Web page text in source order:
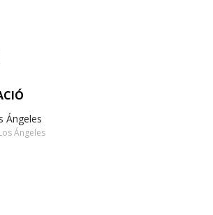
Ángeles
Ángeles